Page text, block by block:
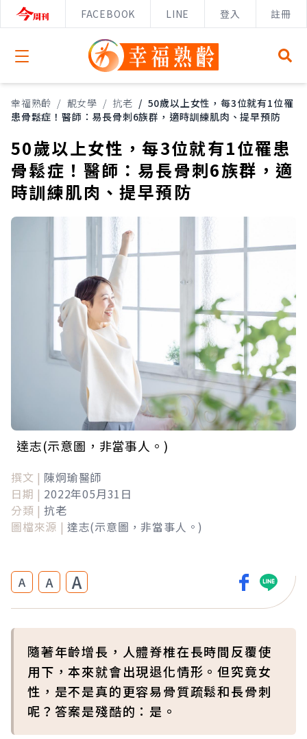
FACEBOOK LINE 登入 註冊
Open menu
幸福熟齡 / 靚女學 / 抗老 / 50歲以上女性，每3位就有1位罹
患骨鬆症！醫師：易長骨刺6族群，適時訓練肌肉、提早預防
50歲以上女性，每3位就有1位罹患
骨鬆症！醫師：易長骨刺6族群，適
時訓練肌肉、提早預防
達志(示意圖，非當事人。)
撰文 | 陳炯瑜醫師
日期 | 2022年05月31日
分類 | 抗老
圖檔來源 | 達志(示意圖，非當事人。)
A A A
隨著年齡增長，人體脊椎在長時間反覆使
用下，本來就會出現退化情形。​但究竟女
性，是不是真的更容易骨質疏鬆和長骨刺
呢？​答案是殘酷的：是。​